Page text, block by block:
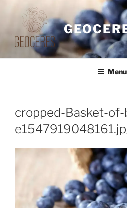
conteúdo
Menu
cropped-Basket-